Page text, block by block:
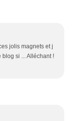
jolis magnets et j
si ... Alléchant !